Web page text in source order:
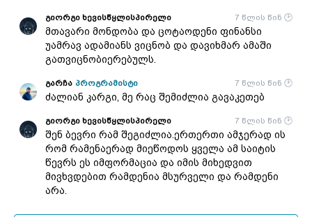
გიორგი ხევისწყლისპირელი 7 წლის წინ
მთავარი მონდობა და ცოტაოდენი ფინანსი
უამრავ ადამიანს ვიცნობ და დავიხმარ ამაში
გათვიცნობიერებულს.
გარჩა პროგრამისტი 7 წლის წინ
ძალიან კარგი, მე რაც შემიძლია გავაკეთებ
გიორგი ხევისწყლისპირელი 7 წლის წინ
შენ ბევრი რამ შეგიძლია.ერთერთი ამჯერად ის
რომ რამენაერად მიეწოდოს ყველა ამ საიტის
წევრს ეს იმფორმაცია და იმის მიხედვით
მივხვდებით რამდენია მსურველი და რამდენი
არა.